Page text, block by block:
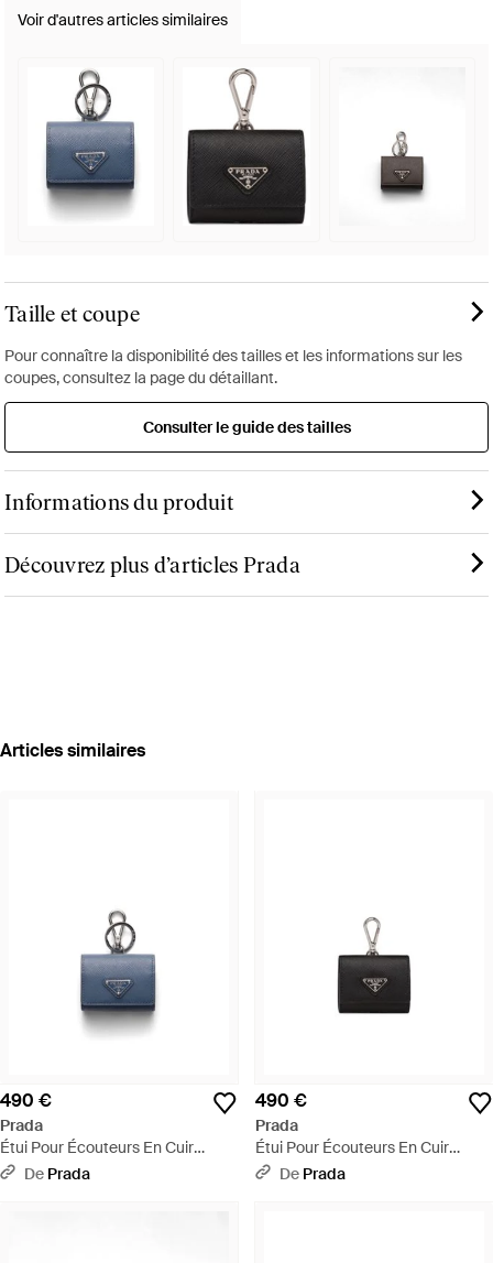
Voir d'autres articles similaires
Taille et coupe
Pour connaître la disponibilité des tailles et les informations sur les
coupes, consultez la page du détaillant.
Consulter le guide des tailles
Informations du produit
Découvrez plus d’articles Prada
Articles similaires
490 €
Prada
Étui Pour Écouteurs En Cuir
Saffiano Avec Porte-Clés,
De Prada
490 €
Prada
Étui Pour Écouteurs En Cuir
Saffiano - Blanc
De Prada